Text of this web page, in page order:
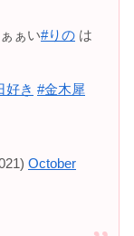
ぁい#りの は
好き #金木犀
October